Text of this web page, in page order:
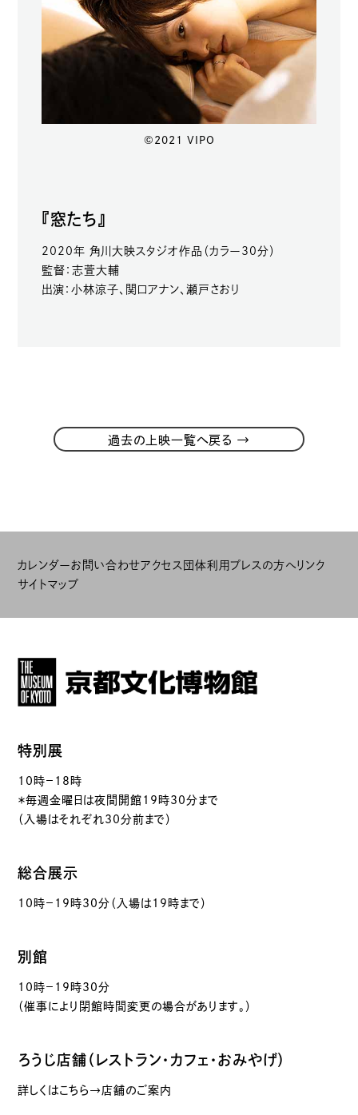
『窓たち』
2020年 角川大映スタジオ作品（カラー30分）
監督：志萱大輔
出演：小林涼子、関口アナン、瀬戸さおり
©2021 VIPO
過去の上映一覧へ戻る →
カレンダーお問い合わせアクセス 団体利用 プレスの方へリンク
サイトマップ
特別展
10時－18時
＊毎週金曜日は夜間開館19時30分まで
（入場はそれぞれ30分前まで）
総合展示
10時－19時30分（入場は19時まで）
別館
10時－19時30分
（催事により閉館時間変更の場合があります。）
ろうじ店舗（レストラン・カフェ・おみやげ）
詳しくはこちら→店舗のご案内